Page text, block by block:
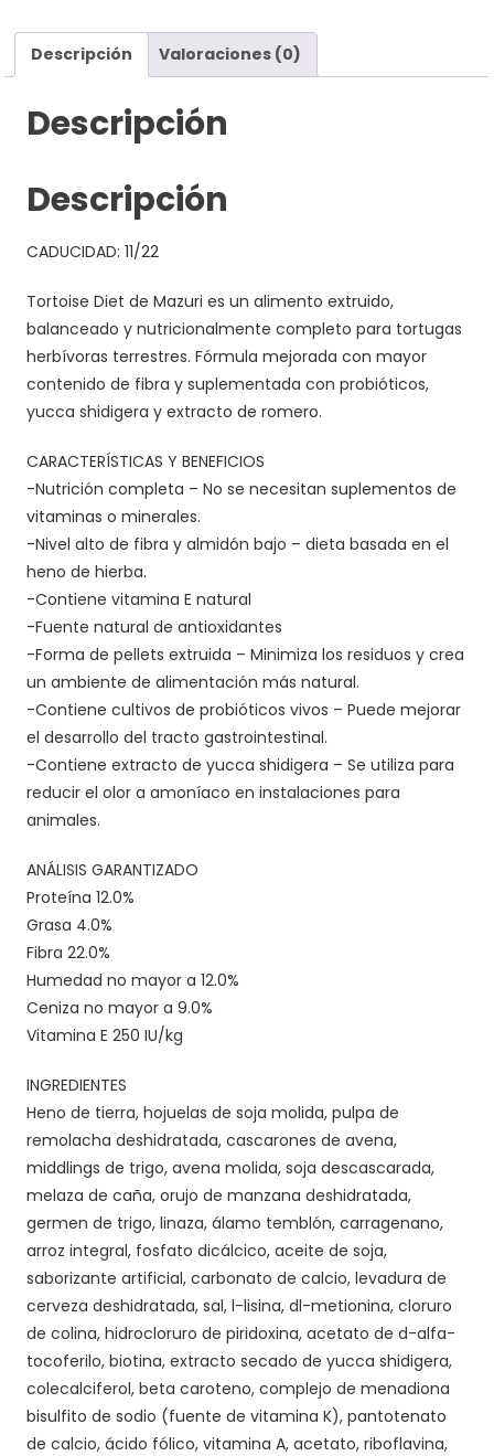
Descripción Valoraciones (0)
Descripción
Descripción
CADUCIDAD: 11/22
Tortoise Diet de Mazuri es un alimento extruido,
balanceado y nutricionalmente completo para tortugas
herbívoras terrestres. Fórmula mejorada con mayor
contenido de fibra y suplementada con probióticos,
yucca shidigera y extracto de romero.
CARACTERÍSTICAS Y BENEFICIOS
-Nutrición completa – No se necesitan suplementos de
vitaminas o minerales.
-Nivel alto de fibra y almidón bajo – dieta basada en el
heno de hierba.
-Contiene vitamina E natural
-Fuente natural de antioxidantes
-Forma de pellets extruida – Minimiza los residuos y crea
un ambiente de alimentación más natural.
-Contiene cultivos de probióticos vivos – Puede mejorar
el desarrollo del tracto gastrointestinal.
-Contiene extracto de yucca shidigera – Se utiliza para
reducir el olor a amoníaco en instalaciones para
animales.
ANÁLISIS GARANTIZADO
Proteína 12.0%
Grasa 4.0%
Fibra 22.0%
Humedad no mayor a 12.0%
Ceniza no mayor a 9.0%
Vitamina E 250 IU/kg
INGREDIENTES
Heno de tierra, hojuelas de soja molida, pulpa de
remolacha deshidratada, cascarones de avena,
middlings de trigo, avena molida, soja descascarada,
melaza de caña, orujo de manzana deshidratada,
germen de trigo, linaza, álamo temblón, carragenano,
arroz integral, fosfato dicálcico, aceite de soja,
saborizante artificial, carbonato de calcio, levadura de
cerveza deshidratada, sal, l-lisina, dl-metionina, cloruro
de colina, hidrocloruro de piridoxina, acetato de d-alfa-
tocoferilo, biotina, extracto secado de yucca shidigera,
colecalciferol, beta caroteno, complejo de menadiona
bisulfito de sodio (fuente de vitamina K), pantotenato
de calcio, ácido fólico, vitamina A, acetato, riboflavina,